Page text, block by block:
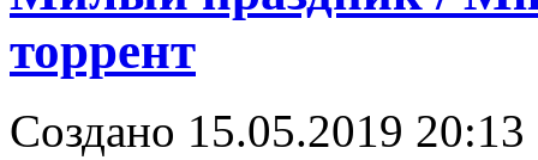
торрент
Создано 15.05.2019 20:13